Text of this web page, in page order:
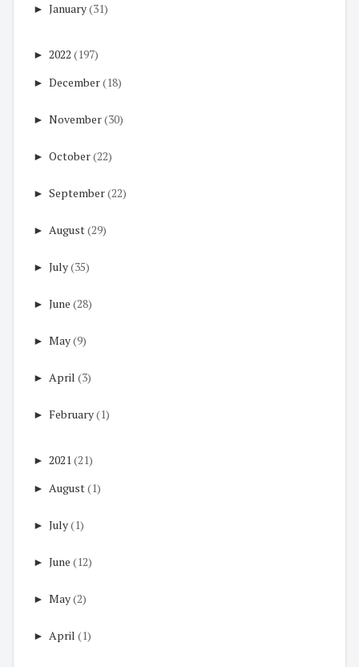
► January(31)
► 2022 (197)
► December(18)
► November(30)
► October(22)
► September(22)
► August(29)
► July(35)
► June (28)
► May(9)
► April (3)
► February(1)
► 2021 (21)
► August(1)
► July(1)
► June (12)
► May(2)
► April (1)